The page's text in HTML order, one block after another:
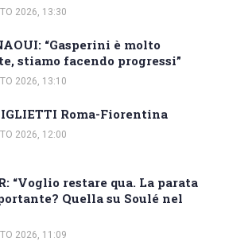
2026, 13:30
“Gasperini è molto
stiamo facendo progressi”
2026, 13:10
Roma-Fiorentina
2026, 12:00
“Voglio restare qua. La parata
Quella su Soulé nel
2026, 11:09